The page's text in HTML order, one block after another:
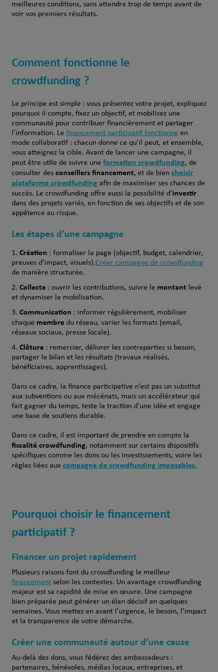
meilleures conditions, sans attendre trop de temps avant de
voir vos premiers résultats.
Comment fonctionne le
crowdfunding ?
Le principe est simple : vous présentez votre projet, expliquez
pourquoi il compte, fixez un objectif, et mobilisez une
communauté pour contribuer financièrement et partager
l’information. Le financement participatif fonctionne en
mode collaboratif : chacun donne ce qu’il peut, et ensemble,
vous atteignez la cible. Avant de lancer une campagne, il
peut être utile de suivre une formation crowdfunding, de
consulter des conseillers financement, et de bien choisir
plateforme crowdfundingafin de maximiser ses chances de
succès. Le crowdfunding offre aussi la possibilité d’investir
dans des projets variés, en fonction de ses objectifs et de son
appétence au risque.
Les étapes d’une campagne
Création : formaliser la page (objectif, budget, calendrier,
preuves d’impact, visuels).Créer campagne de crowdfunding
de manière structurée.
Collecte: ouvrir les contributions, suivre le montant levé
et dynamiser la mobilisation.
Communication : informer régulièrement, mobiliser
chaque membredu réseau, varier les formats (email,
réseaux sociaux, presse locale).
Clôture: remercier, délivrer les contreparties si besoin,
partager le bilan et les résultats (travaux réalisés,
bénéficiaires, apprentissages).
Dans ce cadre, la finance participative n’est pas un substitut
aux subventions ou aux mécénats, mais un accélérateur qui
fait gagner du temps, teste la traction d’une idée et engage
une base de soutiens durable.
Dans ce cadre, il est important de prendre en compte la
fiscalité crowdfunding, notamment sur certains dispositifs
spécifiques comme les dons ou les investissements, voire les
règles liées aux campagne de crowdfunding imposables.
Pourquoi choisir le financement
participatif ?
Financer un projet rapidement
Plusieurs raisons font du crowdfunding le meilleur
financementselon les contextes. Un avantage crowdfunding
majeur est sa rapidité de mise en œuvre. Une campagne
bien préparée peut générer un élan décisif en quelques
semaines. Vous mettez en avant l’urgence, le besoin, l’impact
et la transparence de votre démarche.
Créer une communauté autour d’une cause
Au-delà des dons, vous fédérez des ambassadeurs :
partenaires, bénévoles, médias locaux, entreprises, et